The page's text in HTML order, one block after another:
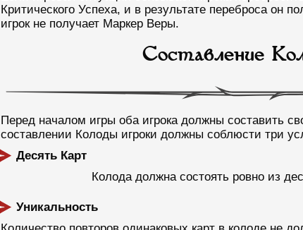
Критического Успеха, и в результате переброса он
игрок не получает Маркер Веры.
Составление
Перед началом игры оба игрока должны составить
составлении Колоды игроки должны соблюсти три
Десять Карт
Колода должна состоять ровно из
Уникальность